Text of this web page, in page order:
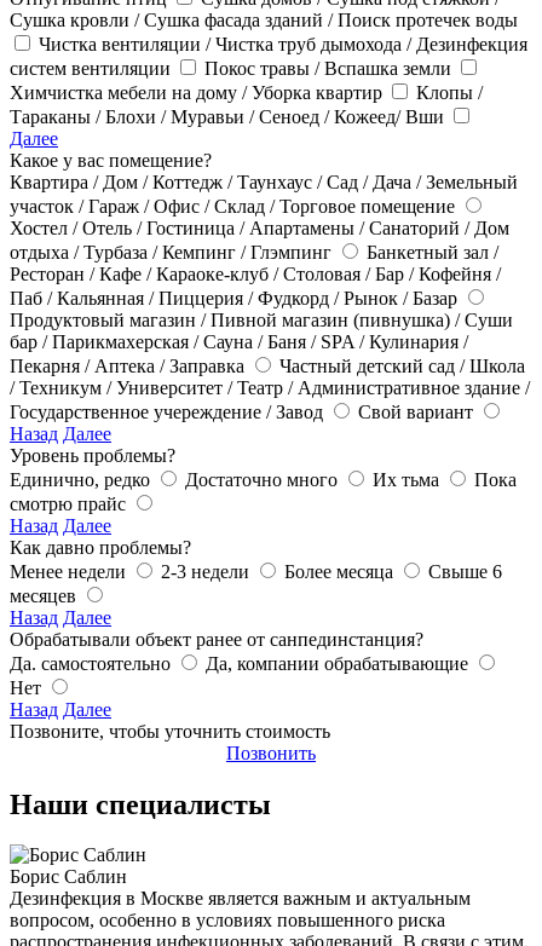
Сушка кровли / Сушка фасада зданий / Поиск протечек воды
Чистка вентиляции / Чистка труб дымохода / Дезинфекция
систем вентиляции
Покос травы / Вспашка земли
Химчистка мебели на дому / Уборка квартир
Клопы /
Тараканы / Блохи / Муравьи / Сеноед / Кожеед/ Вши
Далее
Какое у вас помещение?
Квартира / Дом / Коттедж / Таунхаус / Сад / Дача / Земельный
участок / Гараж / Офис / Склад / Торговое помещение
Хостел / Отель / Гостиница / Апартамены / Санаторий / Дом
отдыха / Турбаза / Кемпинг / Глэмпинг
Банкетный зал /
Ресторан / Кафе / Караоке-клуб / Столовая / Бар / Кофейня /
Паб / Кальянная / Пиццерия / Фудкорд / Рынок / Базар
Продуктовый магазин / Пивной магазин (пивнушка) / Суши
бар / Парикмахерская / Сауна / Баня / SPA / Кулинария /
Пекарня / Аптека / Заправка
Частный детский сад / Школа
/ Техникум / Университет / Театр / Административное здание /
Государственное учереждение / Завод
Свой вариант
Назад Далее
Уровень проблемы?
Единично, редко
Достаточно много Их тьма
Пока
смотрю прайс
Назад Далее
Как давно проблемы?
Менее недели
2-3 недели Более месяца
Свыше 6
месяцев
Назад Далее
Обрабатывали объект ранее от санпединстанция?
Да. самостоятельно
Да, компании обрабатывающие
Нет
Назад Далее
Позвоните, чтобы уточнить стоимость
Позвонить
Наши специалисты
Борис Саблин
Дезинфекция в Москве является важным и актуальным
вопросом, особенно в условиях повышенного риска